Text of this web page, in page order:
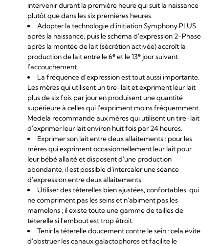
intervenir durant la première heure qui suit la naissance
plutôt que dans les six premières heures.
Adopter la technologie d'initiation Symphony PLUS
après la naissance, puis le schéma d'expression 2-Phase
après la montée de lait (sécrétion activée) accroît la
production de lait entre le 6e et le 13e jour suivant
l'accouchement.
La fréquence d'expression est tout aussi importante.
Les mères qui utilisent un tire-lait et expriment leur lait
plus de six fois par jour en produisent une quantité
supérieure à celles qui l'expriment moins fréquemment.
Medela recommande aux mères qui utilisent un tire-lait
d'exprimer leur lait environ huit fois par 24 heures.
Exprimer son lait entre deux allaitements : pour les
mères qui expriment occasionnellement leur lait pour
leur bébé allaité et disposent d'une production
abondante, il est possible d'intercaler une séance
d'expression entre deux allaitements.
Utiliser des téterelles bien ajustées, confortables, qui
ne compriment pas les seins et n'abiment pas les
mamelons ; il existe toute une gamme de tailles de
téterelle si l'embout est trop étroit.
Tenir la téterelle doucement contre le sein : cela évite
d'obstruer les canaux galactophores et facilite le